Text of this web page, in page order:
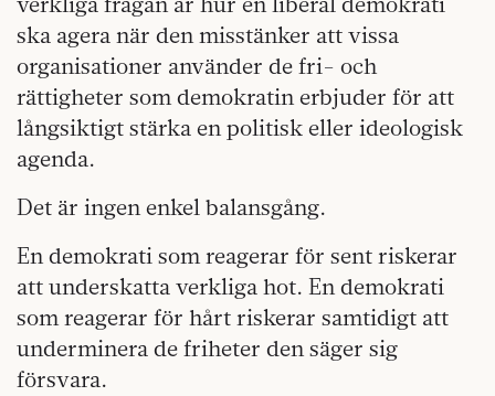
ska agera när den misstänker att vissa
organisationer använder de fri- och
rättigheter som demokratin erbjuder för att
långsiktigt stärka en politisk eller ideologisk
agenda.
Det är ingen enkel balansgång.
En demokrati som reagerar för sent riskerar
att underskatta verkliga hot. En demokrati
som reagerar för hårt riskerar samtidigt att
underminera de friheter den säger sig
försvara.